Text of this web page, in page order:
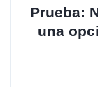
Prueba:
una